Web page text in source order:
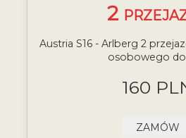
2
Austria S16 - Arlberg 2
osobowego do
160
ZAMÓW